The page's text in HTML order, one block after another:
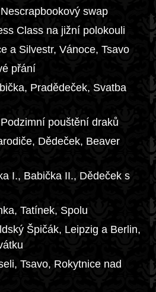
swap
Class na jižní polokouli
a Silvestr, Vánoce, Tsavo
přání
Pradědeček, Svatba
pouštění draků
Dědeček, Beaver
I., Babička II., Dědeček s
Tatínek, Spolu
Špičák, Leipzig a Berlin,
Tsavo, Rokytnice nad